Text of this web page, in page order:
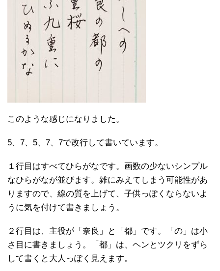
このような感じになりました。
5、7、5、7、7で改行して書いています。
１行目はすべてひらがなです。画数の少ないシンプル
なひらがなが並びます。雑にみえてしまう可能性があ
りますので、線の質を上げて、子供っぽくならないよ
うに気を付けて書きましょう。
２行目は、主役が「奈良」と「都」です。「の」は小
さ目に書きましょう。「都」は、ヘンとツクリをずら
して書くと大人っぽく見えます。